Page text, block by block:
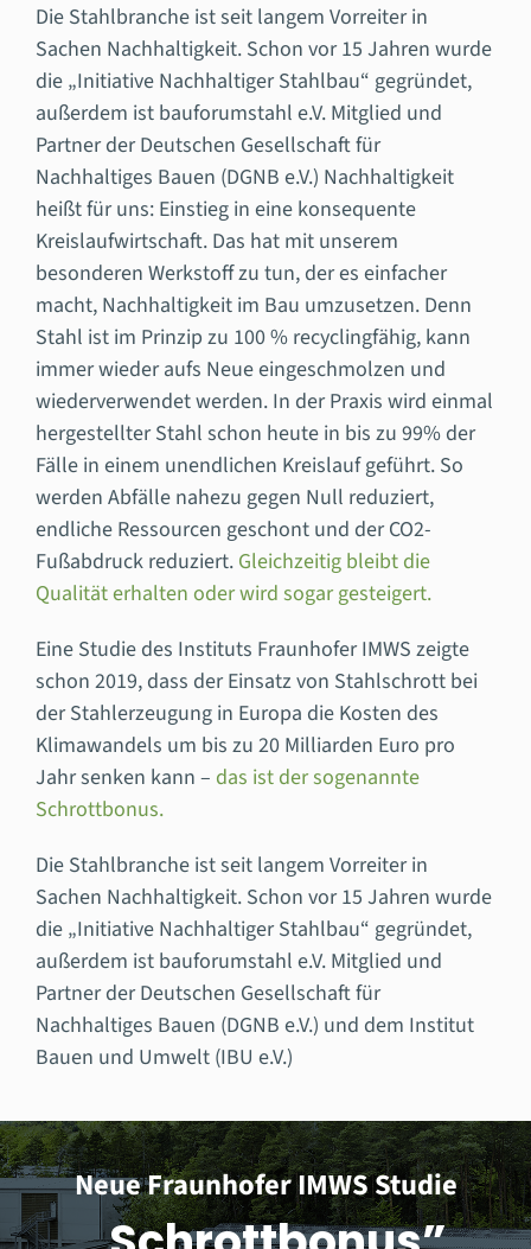
Die Stahlbranche ist seit langem Vorreiter in
Sachen Nachhaltigkeit. Schon vor 15 Jahren wurde
die „Initiative Nachhaltiger Stahlbau“ gegründet,
außerdem ist bauforumstahl e.V. Mitglied und
Partner der Deutschen Gesellschaft für
Nachhaltiges Bauen (DGNB e.V.) Nachhaltigkeit
heißt für uns: Einstieg in eine konsequente
Kreislaufwirtschaft. Das hat mit unserem
besonderen Werkstoff zu tun, der es einfacher
macht, Nachhaltigkeit im Bau umzusetzen. Denn
Stahl ist im Prinzip zu 100 % recyclingfähig, kann
immer wieder aufs Neue eingeschmolzen und
wiederverwendet werden. In der Praxis wird einmal
hergestellter Stahl schon heute in bis zu 99% der
Fälle in einem unendlichen Kreislauf geführt. So
werden Abfälle nahezu gegen Null reduziert,
endliche Ressourcen geschont und der CO2-
Fußabdruck reduziert. Gleichzeitig bleibt die
Qualität erhalten oder wird sogar gesteigert.
Eine Studie des Instituts Fraunhofer IMWS zeigte
schon 2019, dass der Einsatz von Stahlschrott bei
der Stahlerzeugung in Europa die Kosten des
Klimawandels um bis zu 20 Milliarden Euro pro
Jahr senken kann – das ist der sogenannte
Schrottbonus.
Die Stahlbranche ist seit langem Vorreiter in
Sachen Nachhaltigkeit. Schon vor 15 Jahren wurde
die „Initiative Nachhaltiger Stahlbau“ gegründet,
außerdem ist bauforumstahl e.V. Mitglied und
Partner der Deutschen Gesellschaft für
Nachhaltiges Bauen (DGNB e.V.) und dem Institut
Bauen und Umwelt (IBU e.V.)
Neue Fraunhofer IMWS Studie